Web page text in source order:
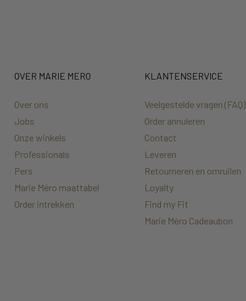
OVER MARIE MERO
Over ons
Jobs
Onze winkels
Professionals
Pers
Marie Méro maattabel
Order intrekken
KLANTENSERVICE
Veelgestelde vragen (FAQ)
Order annuleren
Contact
Leveren
Retourneren en omruilen
Loyalty
Find my Fit
Marie Méro Cadeaubon